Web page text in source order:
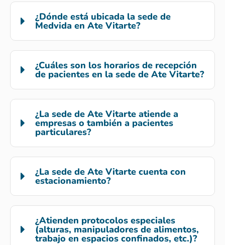
¿Dónde está ubicada la sede de
Medvida en Ate Vitarte?
¿Cuáles son los horarios de recepción
de pacientes en la sede de Ate Vitarte?
¿La sede de Ate Vitarte atiende a
empresas o también a pacientes
particulares?
¿La sede de Ate Vitarte cuenta con
estacionamiento?
¿Atienden protocolos especiales
(alturas, manipuladores de alimentos,
trabajo en espacios confinados, etc.)?